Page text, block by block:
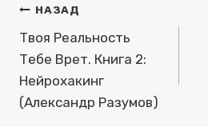
Навигация
по
записям
НАЗАД
Твоя Реальность
Тебе Врет. Книга 2:
Нейрохакинг
(Александр Разумов)